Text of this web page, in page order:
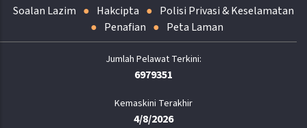
Soalan Lazim Hakcipta
Polisi Privasi & Keselamatan
Penafian
Peta Laman
6979351
Kemaskini Terakhir
4/8/2026